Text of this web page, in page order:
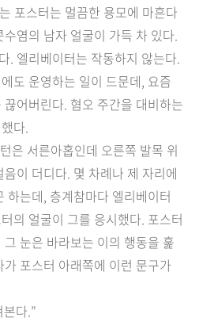
포스터는 멀끔한 용모에 마흔다
염의 남자 얼굴이 가득 차 있다.
. 엘리베이터는 작동하지 않는다.
도 운영하는 일이 드문데, 요즘
어버린다. 혐오 주간을 대비하는
다.
은 서른아홉인데 오른쪽 발목 위
이 더디다. 몇 차례나 제 자리에
하는데, 층계참마다 엘리베이터
의 얼굴이 그를 응시했다. 포스터
눈은 바라보는 이의 행동을 훑
포스터 아래쪽에 이런 문구가
다.”